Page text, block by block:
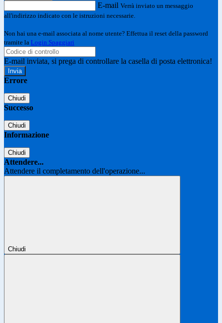
E-mail Verrà inviato un messaggio
all'indirizzo indicato con le istruzioni necessarie.
Non hai una e-mail associata al nome utente? Effettua il reset della password
tramite la Login Spaggiari
E-mail inviata, si prega di controllare la casella di posta elettronica!
Errore
Chiudi
Successo
Chiudi
Informazione
Chiudi
Attendere...
Attendere il completamento dell'operazione...
Chiudi